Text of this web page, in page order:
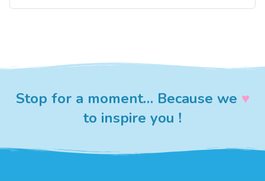
Stop for a moment… Because we ♥︎
to inspire you !